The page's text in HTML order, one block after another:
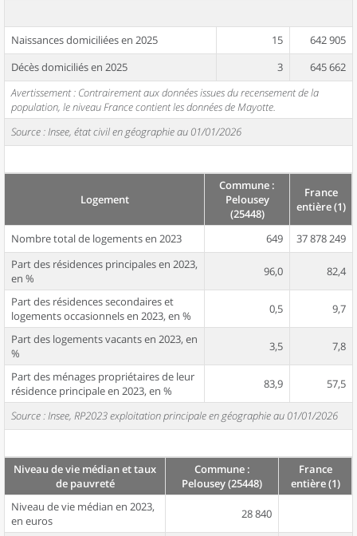
Naissances domiciliées en 2025 15
642 905
Décès domiciliés en 2025
3
645 662
Avertissement : Contrairement aux données issues du recensement de la
population, le niveau France contient les données de Mayotte.
Source : Insee, état civil en géographie au 01/01/2026
Logement
Commune :
Pelousey
(25448)
France
entière (1)
Nombre total de logements en 2023 649
37 878 249
Part des résidences principales en 2023,
en %
96,0 82,4
Part des résidences secondaires et
logements occasionnels en 2023, en %
0,5 9,7
Part des logements vacants en 2023, en
%
3,5 7,8
Part des ménages propriétaires de leur
résidence principale en 2023, en %
83,9 57,5
Source : Insee, RP2023 exploitation principale en géographie au 01/01/2026
Niveau de vie médian et taux
de pauvreté
Commune :
Pelousey (25448)
France
entière (1)
Niveau de vie médian en 2023,
en euros
28 840